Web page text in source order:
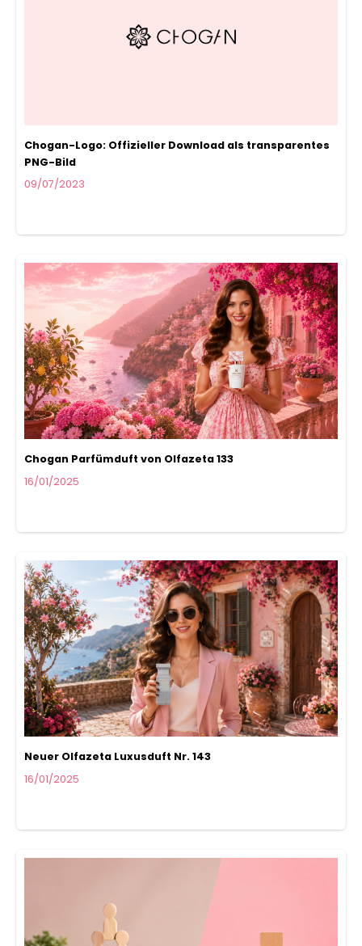
Chogan-Logo: Offizieller Download als transparentes
PNG-Bild
09/07/2023
Chogan Parfümduft von Olfazeta 133
16/01/2025
Neuer Olfazeta Luxusduft Nr. 143
16/01/2025